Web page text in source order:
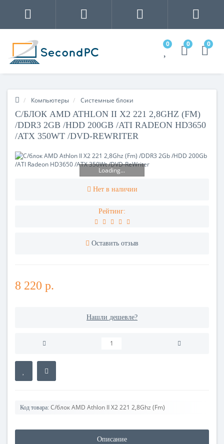
0 0 0
Компьютеры Системные блоки
С/БЛОК AMD ATHLON II X2 221 2,8GHZ (FM)
/DDR3 2GB /HDD 200GB /ATI RADEON HD3650
/ATX 350WT /DVD-REWRITER
Loading...
Нет в наличии
Рейтинг:
Оставить отзыв
8 220 р.
Нашли дешевле?
Код товара: С/блок AMD Athlon II X2 221 2,8Ghz (Fm)
Описание